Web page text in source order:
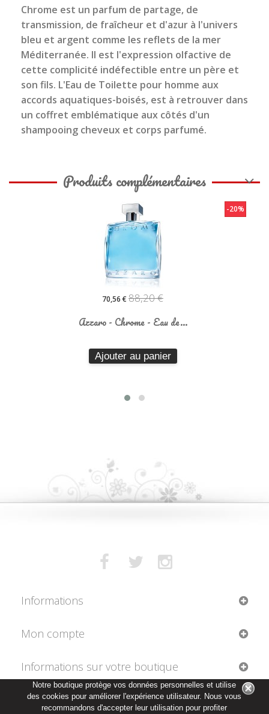
Notre boutique protège vos données personnelles et utilise
des cookies pour améliorer l'expérience utilisateur. Nous vous
recommandons d'accepter leur utilisation pour profiter
Chrome est un parfum de partage, de
transmission, de fraîcheur et d'azur à l'univers
bleu et argent comme les reflets de la mer
Méditerranée. Il est l'expression olfactive de
cette complicité indéfectible entre un père et
son fils. L'Eau de Toilette pour homme aux
accords aquatiques-boisés, est à retrouver dans
un coffret emblématique aux côtés d'un
shampooing cheveux et corps parfumé.
Produits complémentaires
70,56 €88,20 €
-20%
Azzaro - Chrome - Eau de...
Ajouter au panier
Informations
Mon compte
Informations sur votre boutique